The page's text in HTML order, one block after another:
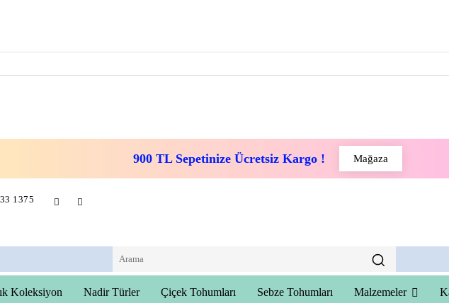
900 TL Sepetinize Ücretsiz Kargo ! Mağaza
1375
Koleksiyon Nadir Türler Çiçek Tohumları Sebze Tohumları Malzemeler